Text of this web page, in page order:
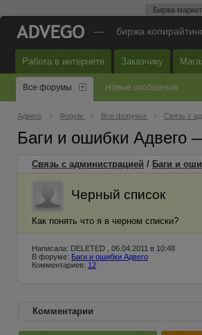
Биржа
— биржа
Работа в интернете Заказчику
Все форумы Новые сообщения
Адвего Форум Все форумы Связь с
Баги и ошибки Адвего
Связь с администрацией / Баги и
Черный список
Как понять что я в черном списки?
Написала: DELETED , 06.04.2011 в 10:48
В форуме: Баги и ошибки Адвего
Комментариев: 12
Комментарии